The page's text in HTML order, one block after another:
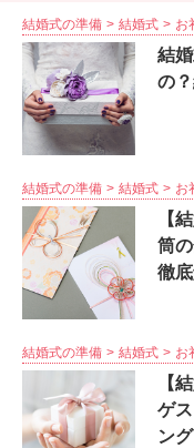
結婚式の準備 結婚式 お
結
の
結婚式の準備 結婚式 お
【
筒
徹
結婚式の準備 結婚式 お
【
ゲ
ン